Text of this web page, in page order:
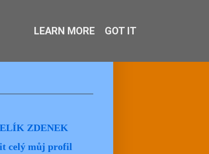
ZDENEK
celý můj profil
LEARN MORE GOT IT